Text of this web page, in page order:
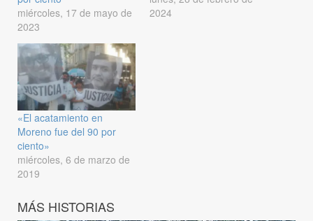
miércoles, 17 de mayo de
2023
2024
«El acatamiento en
Moreno fue del 90 por
ciento»
miércoles, 6 de marzo de
2019
MÁS HISTORIAS